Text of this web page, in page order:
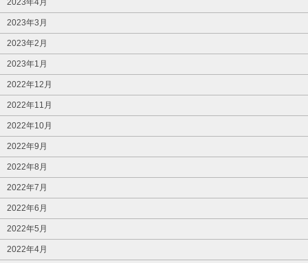
2023年4月
2023年3月
2023年2月
2023年1月
2022年12月
2022年11月
2022年10月
2022年9月
2022年8月
2022年7月
2022年6月
2022年5月
2022年4月